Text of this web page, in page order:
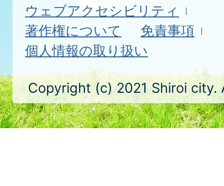
ウェブアクセシビリティ
著作権について
免責事項
個人情報の取り扱い
Copyright (c) 2021 Shiroi city.